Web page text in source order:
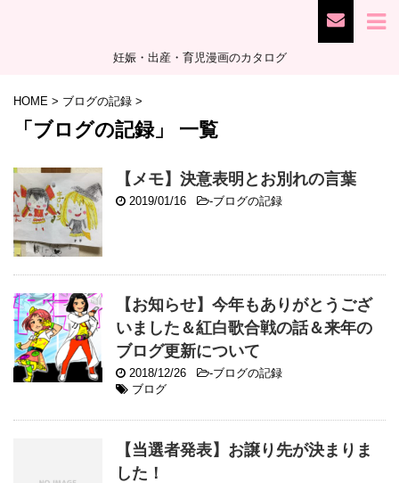
妊娠・出産・育児漫画のカタログ
HOME > ブログの記録 >
「ブログの記録」 一覧
【メモ】決意表明とお別れの言葉
2019/01/16 -ブログの記録
【お知らせ】今年もありがとうござ
いました＆紅白歌合戦の話＆来年の
ブログ更新について
2018/12/26 -ブログの記録
ブログ
【当選者発表】お譲り先が決まりま
した！